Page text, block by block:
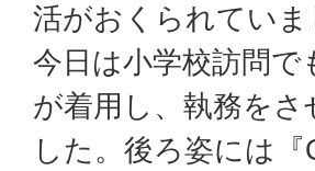
活がおくられていま
今日は小学校訪問
が着用し、執務を
した。後ろ姿には